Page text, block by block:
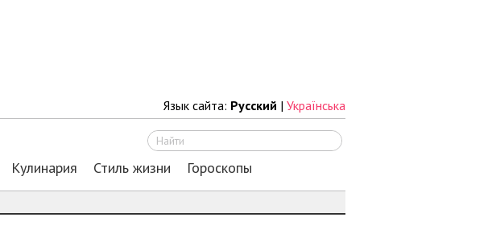
Язык сайта: Русский | Українська
Кулинария Стиль жизни Гороскопы